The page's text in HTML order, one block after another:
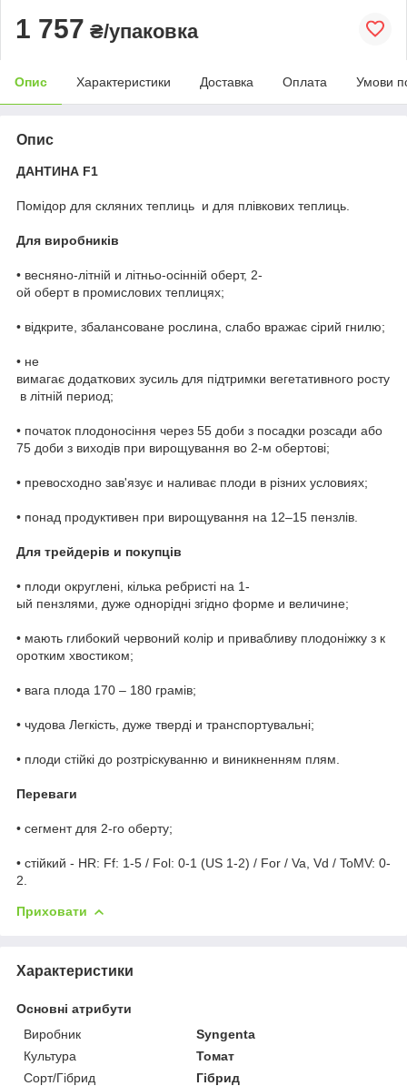
1 757 ₴/упаковка
Опис Характеристики Доставка Оплата Умови
Опис
ДАНТИНА F1
Помідор для скляних теплиць и для плівкових теплиць.
Для виробників
• весняно-літній и літньо-осінній оберт, 2-
ой оберт в промислових теплицях;
• відкрите, збалансоване рослина, слабо вражає сірий гнилю;
• не
вимагає додаткових зусиль для підтримки вегетативного росту
в літній период;
• початок плодоносіння через 55 доби з посадки розсади або
75 доби з виходів при вирощування во 2-м обертові;
• превосходно зав'язує и наливає плоди в різних условиях;
• понад продуктивен при вирощування на 12–15 пензлів.
Для трейдерів и покупців
• плоди округлені, кілька ребристі на 1-
ый пензлями, дуже однорідні згідно форме и величине;
• мають глибокий червоний колір и привабливу плодоніжку з к
оротким хвостиком;
• вага плода 170 – 180 грамів;
• чудова Легкість, дуже тверді и транспортувальні;
• плоди стійкі до розтріскуванню и виникненням плям.
Переваги
• сегмент для 2-го оберту;
• стійкий - HR: Ff: 1-5 / Fol: 0-1 (US 1-2) / For / Va, Vd / ToMV: 0-
2.
Приховати
Характеристики
Основні атрибути
Виробник
Syngenta
Культура
Томат
Сорт/Гібрид
Гібрид